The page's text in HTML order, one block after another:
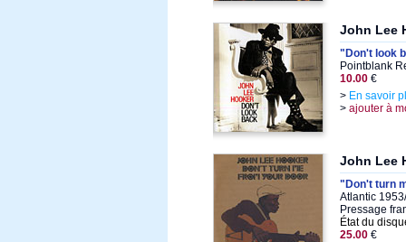
John Lee
"Don't look
Pointblank
10.00 €
> En savoir
> ajouter à
John Lee
"Don't turn
Atlantic
Pressage
État du
25.00 €